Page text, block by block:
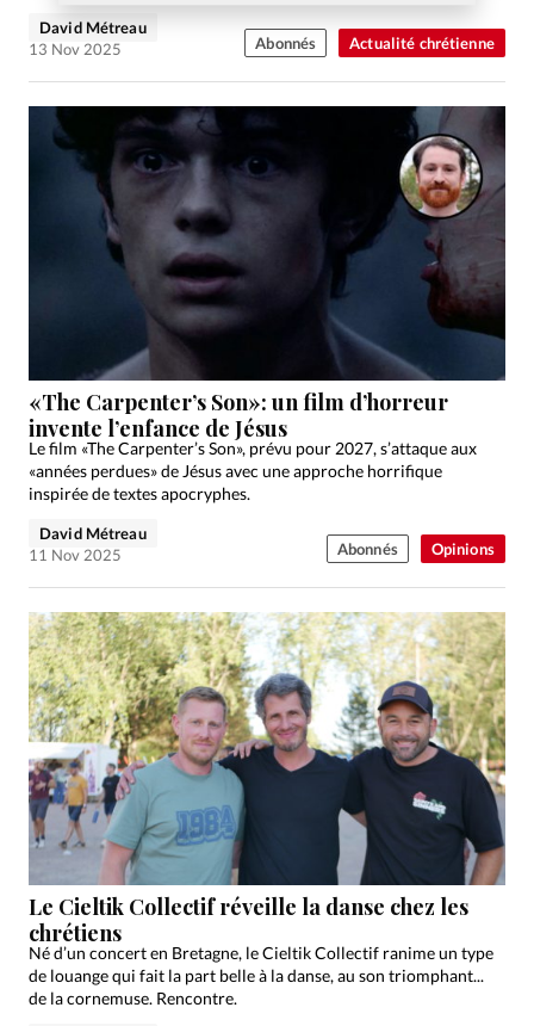
Actualité chrétienne
David Métreau
13 Nov 2025
Abonnés
Opinions
«The Carpenter’s Son»: un film d’horreur
invente l’enfance de Jésus
Le film «The Carpenter’s Son», prévu pour 2027, s’attaque aux
«années perdues» de Jésus avec une approche horrifique
inspirée de textes apocryphes.
David Métreau
11 Nov 2025
Abonnés
Le Cieltik Collectif réveille la danse chez les
chrétiens
Né d’un concert en Bretagne, le Cieltik Collectif ranime un type
de louange qui fait la part belle à la danse, au son triomphant...
de la cornemuse. Rencontre.